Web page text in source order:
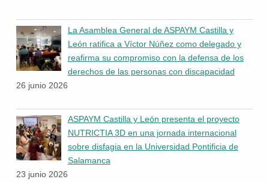
La Asamblea General de ASPAYM Castilla y
León ratifica a Víctor Núñez como delegado y
reafirma su compromiso con la defensa de los
derechos de las personas con discapacidad
26 junio 2026
ASPAYM Castilla y León presenta el proyecto
NUTRICTIA 3D en una jornada internacional
sobre disfagia en la Universidad Pontificia de
Salamanca
23 junio 2026